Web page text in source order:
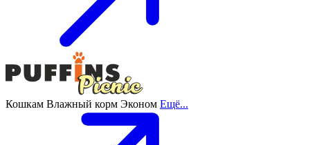
Кошкам Влажный корм Эконом Ещё...